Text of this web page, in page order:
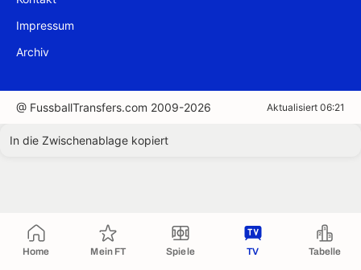
Home Mein FT Spiele TV Tabelle
Impressum
Archiv
@ FussballTransfers.com 2009-2026 Aktualisiert 06:21
In die Zwischenablage kopiert